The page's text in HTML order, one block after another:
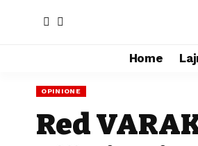
Home
OPINIONE
Red